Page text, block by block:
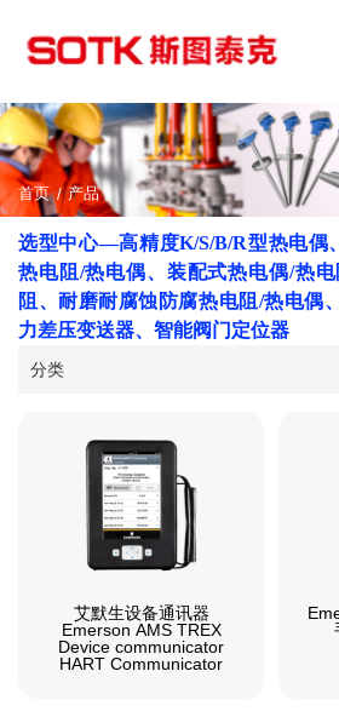
产品中心
首页/产品
选型中心—高精度K/S/B/R型热电偶
热电阻/热电偶、装配式热电偶/热电
阻 、耐磨耐腐蚀防腐热电阻/热电偶、
力差压变送器、 智能阀门定位器
分类
艾默生设备通讯器
Emerson AMS TREX
Device communicator
HART Communicator